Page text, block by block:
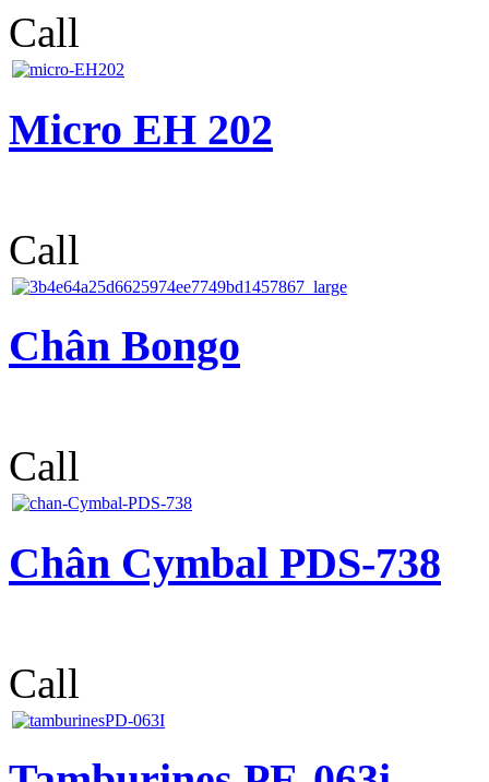
Call
Micro EH 202
Call
Chân Bongo
Call
Chân Cymbal PDS-738
Call